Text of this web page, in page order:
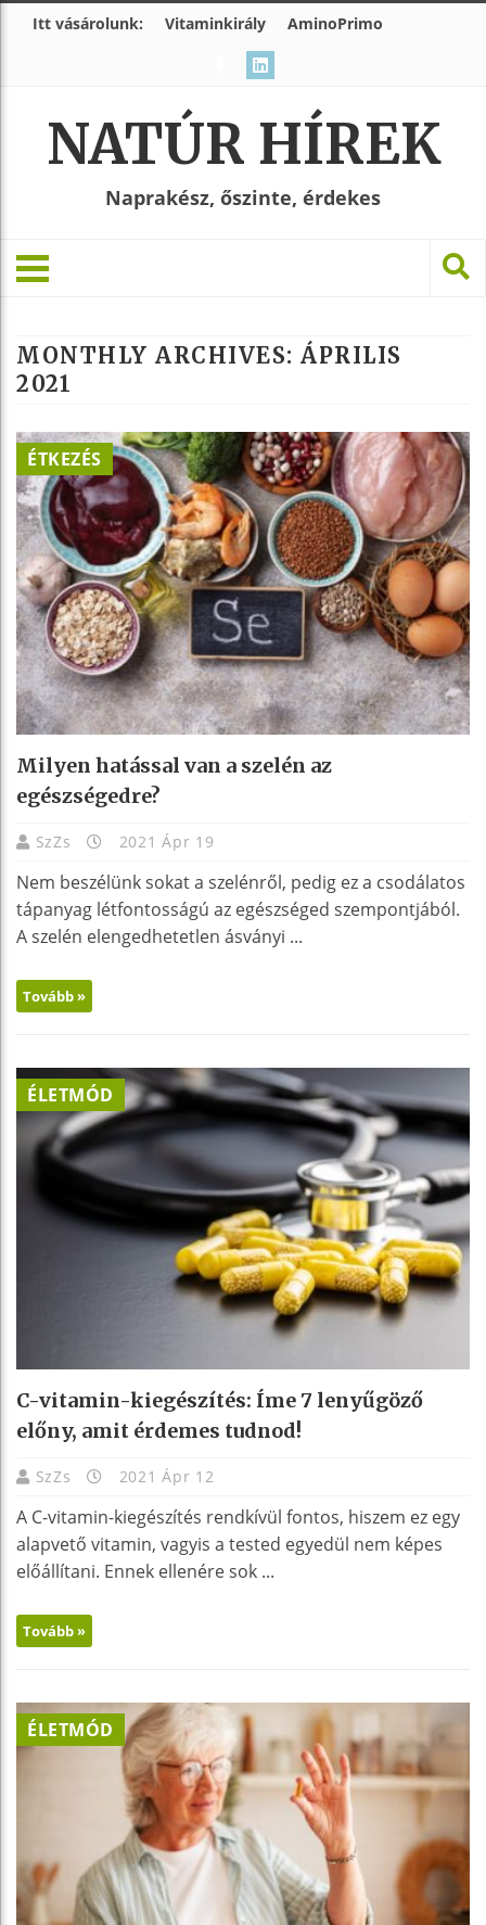
Itt vásárolunk: Vitaminkirály AminoPrimo
NATÚR HÍREK
Naprakész, őszinte, érdekes
MONTHLY ARCHIVES: ÁPRILIS
2021
ÉTKEZÉS
Milyen hatással van a szelén az
egészségedre?
SzZs 2021 Ápr 19
Nem beszélünk sokat a szelénről, pedig ez a csodálatos
tápanyag létfontosságú az egészséged szempontjából.
A szelén elengedhetetlen ásványi ...
Tovább »
ÉLETMÓD
C-vitamin-kiegészítés: Íme 7 lenyűgöző
előny, amit érdemes tudnod!
SzZs 2021 Ápr 12
A C-vitamin-kiegészítés rendkívül fontos, hiszem ez egy
alapvető vitamin, vagyis a tested egyedül nem képes
előállítani. Ennek ellenére sok ...
Tovább »
ÉLETMÓD